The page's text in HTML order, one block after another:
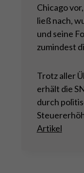
Chicago
ließ nach,
und seine
zumindest
Trotz aller
erhält die
durch
Artikel